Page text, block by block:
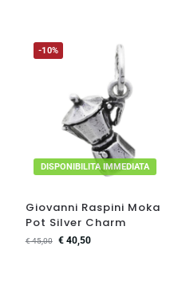
-10%
DISPONIBILITA IMMEDIATA
Giovanni Raspini Moka
Pot Silver Charm
€45,00 €40,50